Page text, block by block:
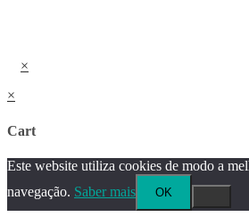
×
×
Cart
Este website utiliza cookies de modo a
navegação. Saber mais OK